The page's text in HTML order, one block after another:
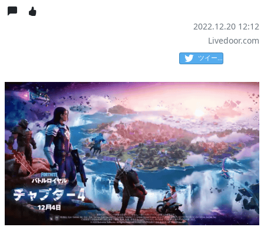
2022.12.20 12:12
Livedoor.com
ツイート